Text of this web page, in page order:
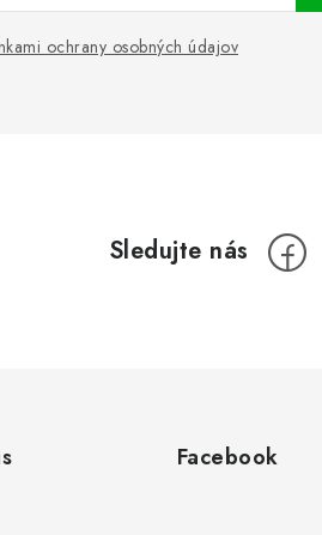
ochrany osobných údajov
Facebook